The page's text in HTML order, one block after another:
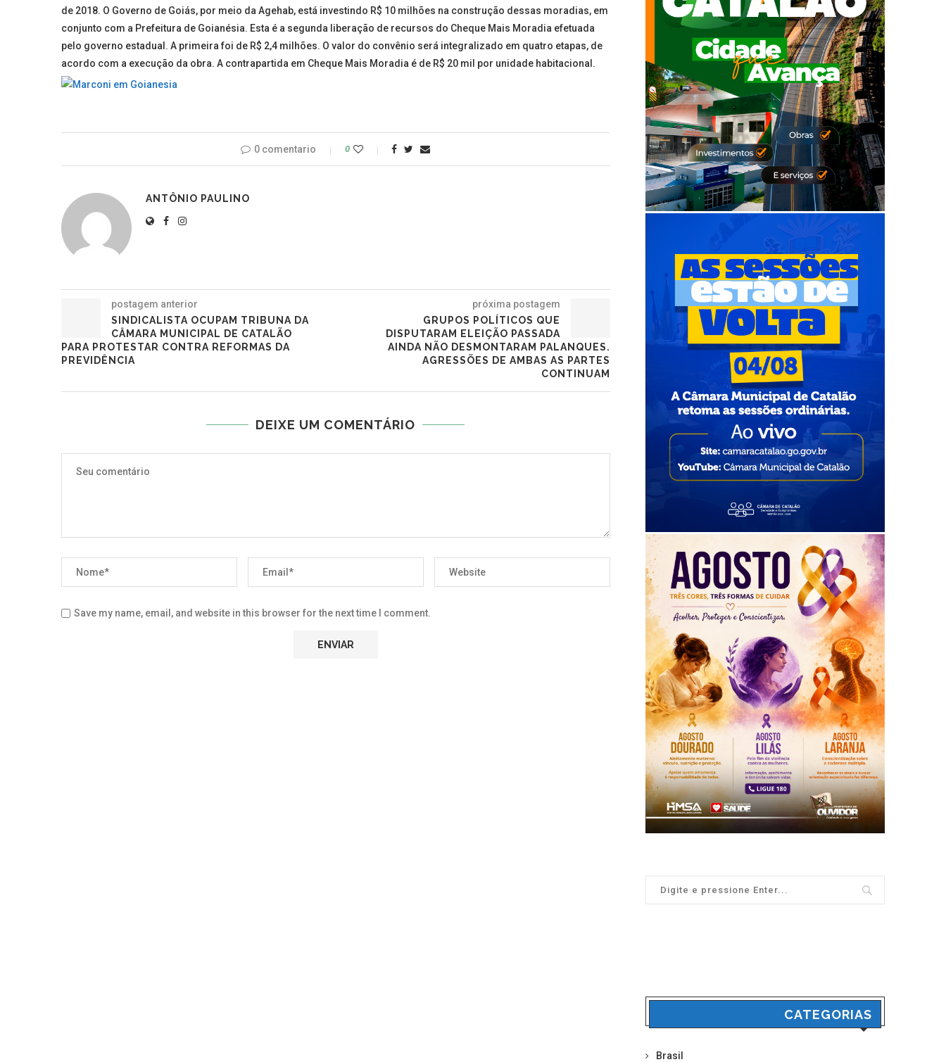
de 2018. O Governo de Goiás, por meio da Agehab, está investindo R$ 10 milhões na construção dessas moradias, em
conjunto com a Prefeitura de Goianésia. Esta é a segunda liberação de recursos do Cheque Mais Moradia efetuada
pelo governo estadual. A primeira foi de R$ 2,4 milhões. O valor do convênio será integralizado em quatro etapas, de
acordo com a execução da obra. A contrapartida em Cheque Mais Moradia é de R$ 20 mil por unidade habitacional.
0 comentario 0
ANTÔNIO PAULINO
postagem anterior
SINDICALISTA OCUPAM TRIBUNA DA
CÂMARA MUNICIPAL DE CATALÃO
PARA PROTESTAR CONTRA REFORMAS DA
PREVIDÊNCIA
próxima postagem
GRUPOS POLÍTICOS QUE
DISPUTARAM ELEIÇÃO PASSADA
AINDA NÃO DESMONTARAM PALANQUES.
AGRESSÕES DE AMBAS AS PARTES
CONTINUAM
DEIXE UM COMENTÁRIO
Save my name, email, and website in this browser for the next time I comment.
CATEGORIAS
Brasil